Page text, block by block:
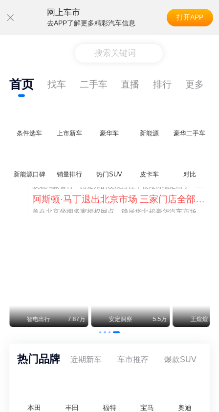
网上车市
去APP了解更多精彩汽车信息
打开APP
搜索关键词
首页 找车 二手车 直播 排行 更多
条件选车 上市新车 豪华车 新能源 豪华二手车
新能源口碑 销量排行 热门SUV 皮卡车 对比
阿斯顿·马丁退出北京市场 三家门店全部关闭
智电出行 7.87万 安定洞察 5.5万 王煊煊的爱车日记
热门品牌 近期新车 车市推荐 爆款SUV
本田 丰田 福特 宝马 奥迪